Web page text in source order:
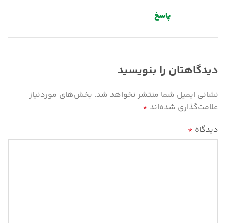
پاسخ
دیدگاهتان را بنویسید
نشانی ایمیل شما منتشر نخواهد شد. بخش‌های موردنیاز
علامت‌گذاری شده‌اند *
دیدگاه *